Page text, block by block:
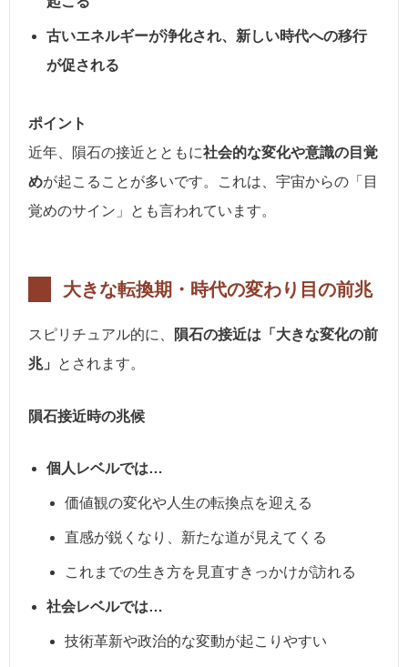
古いエネルギーが浄化され、新しい時代への移行
が促される
ポイント
近年、隕石の接近とともに社会的な変化や意識の目覚
めが起こることが多いです。これは、宇宙からの「目
覚めのサイン」とも言われています。
大きな転換期・時代の変わり目の前兆
スピリチュアル的に、
隕石の接近は「大きな変化の前
兆」
とされます。
隕石接近時の兆候
個人レベルでは…
価値観の変化や人生の転換点を迎える
直感が鋭くなり、新たな道が見えてくる
これまでの生き方を見直すきっかけが訪れる
社会レベルでは…
技術革新や政治的な変動が起こりやすい